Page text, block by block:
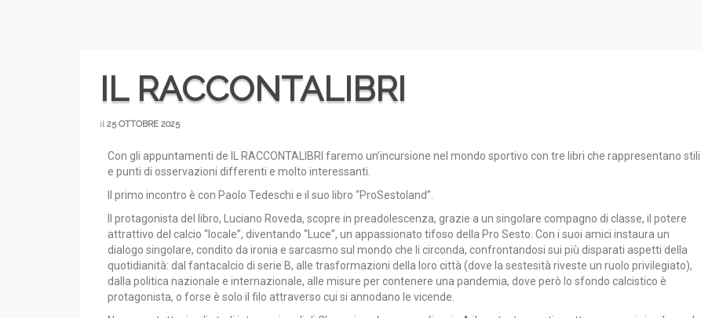
IL RACCONTALIBRI
il 25 OTTOBRE 2025
Con gli appuntamenti de IL RACCONTALIBRI faremo un’incursione nel mondo sportivo con tre libri che rappresentano stili
e punti di osservazioni differenti e molto interessanti.
Il primo incontro è con Paolo Tedeschi e il suo libro “ProSestoland”.
Il protagonista del libro, Luciano Roveda, scopre in preadolescenza, grazie a un singolare compagno di classe, il potere
attrattivo del calcio “locale”, diventando “Luce”, un appassionato tifoso della Pro Sesto. Con i suoi amici instaura un
dialogo singolare, condito da ironia e sarcasmo sul mondo che li circonda, confrontandosi sui più disparati aspetti della
quotidianità: dal fantacalcio di serie B, alle trasformazioni della loro città (dove la sestesità riveste un ruolo privilegiato),
dalla politica nazionale e internazionale, alle misure per contenere una pandemia, dove però lo sfondo calcistico è
protagonista, o forse è solo il filo attraverso cui si annodano le vicende.